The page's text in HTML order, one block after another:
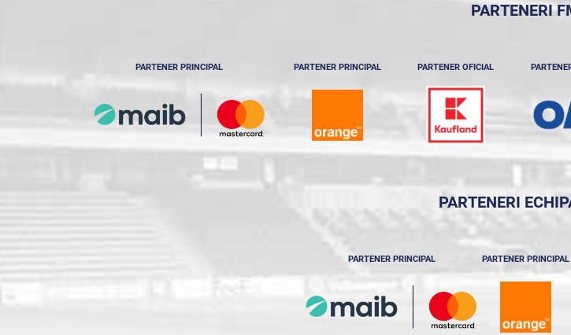
PARTENERI
PARTENER PRINCIPAL PARTENER PRINCIPAL PARTENER OFICIAL
PARTENERI
PARTENER PRINCIPAL PARTENER PRINCIPAL